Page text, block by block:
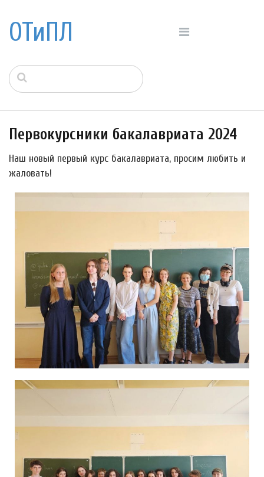
ОТиПЛ
Первокурсники бакалавриата 2024
Наш новый первый курс бакалавриата, просим любить и
жаловать!